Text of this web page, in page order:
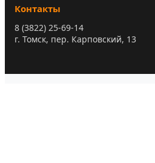
Контакты
8 (3822) 25-69-14
г. Томск, пер. Карповский, 13